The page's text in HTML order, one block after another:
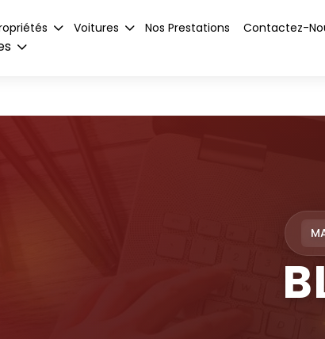
Voitures Nos Prestations Contactez-